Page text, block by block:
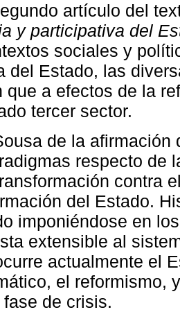
artículo del
y participativa del
sociales y
del Estado, las
que a efectos de la
tercer sector.
de la
respecto de
contra
del Estado.
imponiéndose en
extensible al
actualmente el
el reformismo,
de crisis.